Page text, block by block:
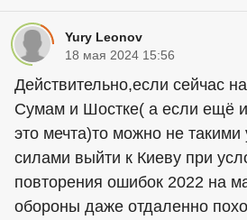
Yury Leonov
18 мая 2024 15:56
Действительно,если сейчас
Сумам и Шостке( а если ещё
это мечта)то можно не
силами выйти к Киеву при
повторения ошибок 2022 на
обороны даже отдаленно